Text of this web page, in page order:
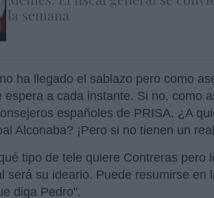
la semana
ha llegado el sablazo pero como
espera a cada instante. Si no, como
españoles de PRISA, ¿A
Alconaba? ¡Pero si no tienen un
tipo de tele quiere Contreras pero
será su ideario. Puede resumirse en
diga Pedro".